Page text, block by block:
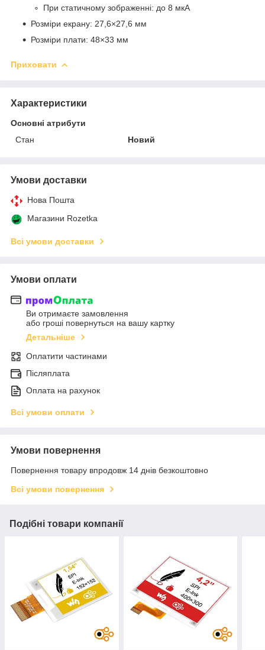
При статичному зображенні: до 8 мкА
Розміри екрану: 27,6×27,6 мм
Розміри плати: 48×33 мм
Приховати
Характеристики
Основні атрибути
Стан
Новий
Умови доставки
Нова Пошта
Магазини Rozetka
Всі умови доставки
Умови оплати
Ви отримаєте замовлення
або гроші повернуться на вашу картку
Детальніше
Оплатити частинами
Післяплата
Оплата на рахунок
Всі умови оплати
Умови повернення
Повернення товару впродовж 14 днів безкоштовно
Всі умови повернення
Подібні товари компанії